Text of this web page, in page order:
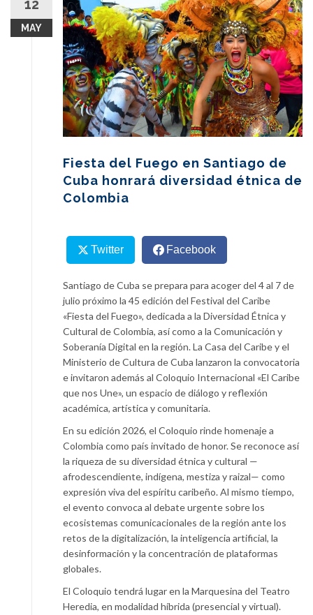
content
12
MAY
Fiesta del Fuego en Santiago de
Cuba honrará diversidad étnica de
Colombia
Twitter Facebook
Santiago de Cuba se prepara para acoger del 4 al 7 de
julio próximo la 45 edición del Festival del Caribe
«Fiesta del Fuego», dedicada a la Diversidad Étnica y
Cultural de Colombia, así como a la Comunicación y
Soberanía Digital en la región. La Casa del Caribe y el
Ministerio de Cultura de Cuba lanzaron la convocatoria
e invitaron además al Coloquio Internacional «El Caribe
que nos Une», un espacio de diálogo y reflexión
académica, artística y comunitaria.
En su edición 2026, el Coloquio rinde homenaje a
Colombia como país invitado de honor. Se reconoce así
la riqueza de su diversidad étnica y cultural —
afrodescendiente, indígena, mestiza y raizal— como
expresión viva del espíritu caribeño. Al mismo tiempo,
el evento convoca al debate urgente sobre los
ecosistemas comunicacionales de la región ante los
retos de la digitalización, la inteligencia artificial, la
desinformación y la concentración de plataformas
globales.
El Coloquio tendrá lugar en la Marquesina del Teatro
Heredia, en modalidad híbrida (presencial y virtual).